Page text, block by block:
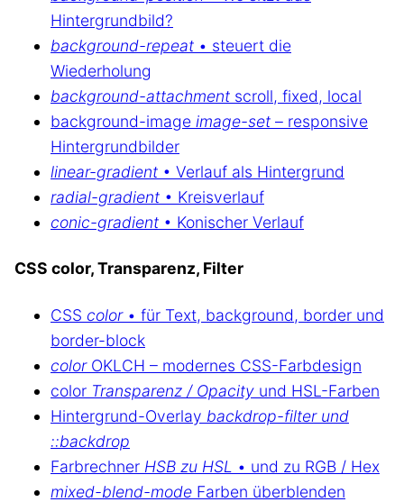
Hintergrundbild?
background-repeat • steuert die
Wiederholung
background-attachment scroll, fixed, local
background-image image-set – responsive
Hintergrundbilder
linear-gradient • Verlauf als Hintergrund
radial-gradient • Kreisverlauf
conic-gradient • Konischer Verlauf
CSS color, Transparenz, Filter
CSS color• für Text, background, border und
border-block
colorOKLCH – modernes CSS-Farbdesign
color Transparenz / Opacity und HSL-Farben
Hintergrund-Overlay backdrop-filter und
::backdrop
Farbrechner HSB zu HSL • und zu RGB / Hex
mixed-blend-mode Farben überblenden